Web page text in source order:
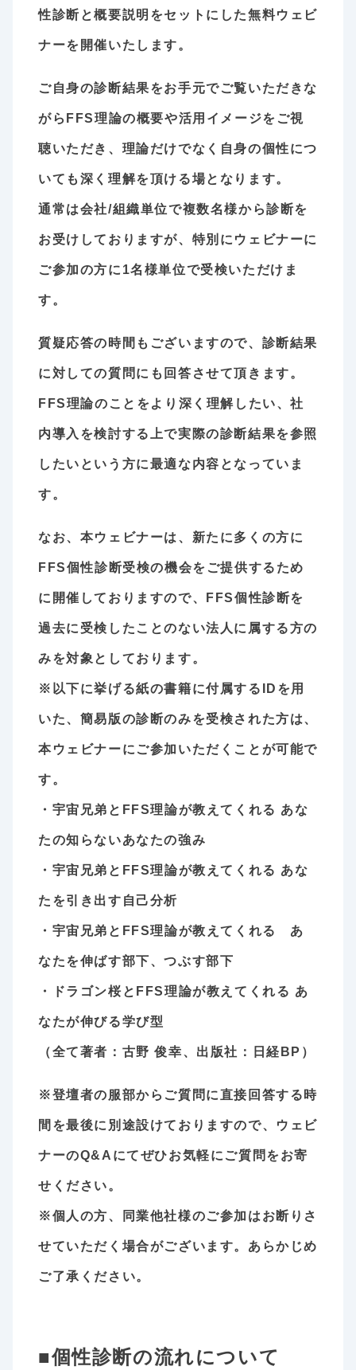
性診断と概要説明をセットにした無料ウェビ
ナーを開催いたします。
ご自身の診断結果をお手元でご覧いただきな
がらFFS理論の概要や活用イメージをご視
聴いただき、理論だけでなく自身の個性につ
いても深く理解を頂ける場となります。
通常は会社/組織単位で複数名様から診断を
お受けしておりますが、特別にウェビナーに
ご参加の方に1名様単位で受検いただけま
す。
質疑応答の時間もございますので、診断結果
に対しての質問にも回答させて頂きます。
FFS理論のことをより深く理解したい、社
内導入を検討する上で実際の診断結果を参照
したいという方に最適な内容となっていま
す。
なお、本ウェビナーは、新たに多くの方に
FFS個性診断受検の機会をご提供するため
に開催しておりますので、FFS個性診断を
過去に受検したことのない法人に属する方の
みを対象としております。
※以下に挙げる紙の書籍に付属するIDを用
いた、簡易版の診断のみを受検された方は、
本ウェビナーにご参加いただくことが可能で
す。
・宇宙兄弟とFFS理論が教えてくれる あな
たの知らないあなたの強み
・宇宙兄弟とFFS理論が教えてくれる あな
たを引き出す自己分析
・宇宙兄弟とFFS理論が教えてくれる あ
なたを伸ばす部下、つぶす部下
・ドラゴン桜とFFS理論が教えてくれる あ
なたが伸びる学び型
（全て著者：古野 俊幸、出版社：日経BP）
※登壇者の服部からご質問に直接回答する時
間を最後に別途設けておりますので、ウェビ
ナーのQ&Aにてぜひお気軽にご質問をお寄
せください。
※個人の方、同業他社様のご参加はお断りさ
せていただく場合がございます。あらかじめ
ご了承ください。
■個性診断の流れについて